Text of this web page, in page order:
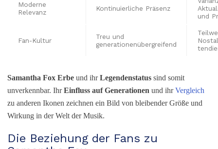
Moderne
Relevanz
Kontinuierliche Präsenz
und
Fan-Kultur
Treu und
generationenübergreifend
Samantha Fox Erbe und ihrLegendenstatus sind somit
unverkennbar. IhrEinfluss auf Generationen und ihrVergleich
zu anderen Ikonen zeichnen ein Bild von bleibender Größe und
Wirkung in der Welt der Musik.
Die Beziehung der Fans zu